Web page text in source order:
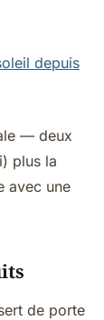
depuis
— deux
plus la
avec une
de porte